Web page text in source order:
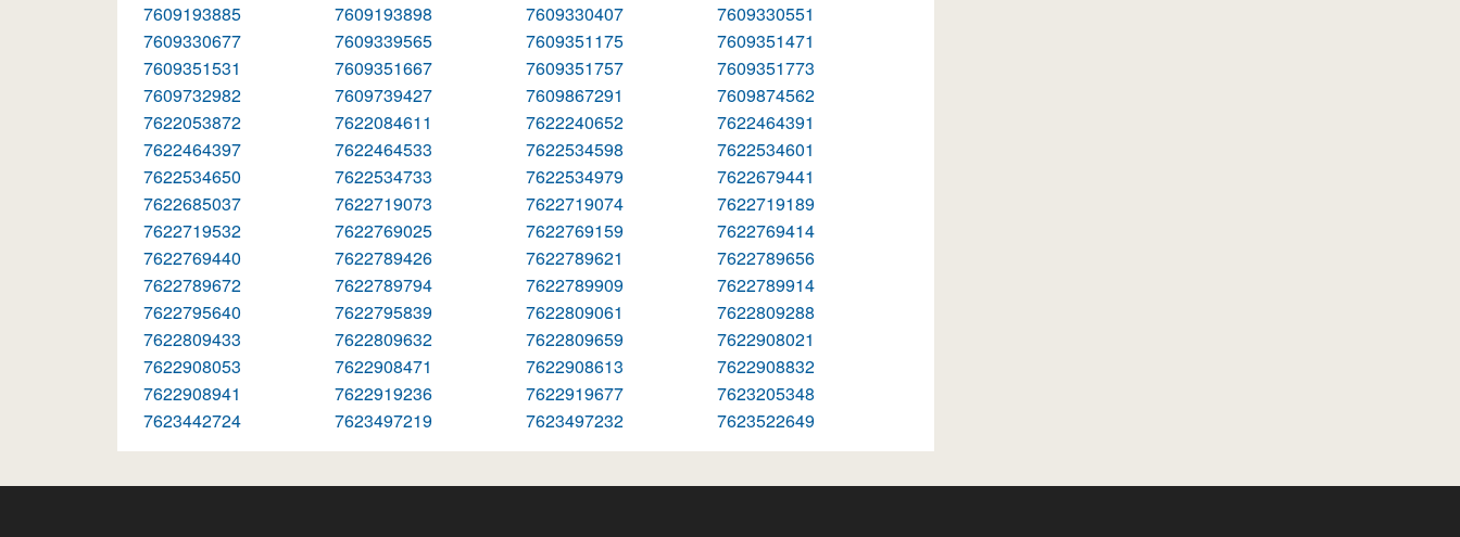
7609193885
7609193898 7609330407
7609330551
7609330677
7609339565 7609351175
7609351471
7609351531
7609351667 7609351757
7609351773
7609732982
7609739427 7609867291
7609874562
7622053872
7622084611 7622240652
7622464391
7622464397
7622464533 7622534598
7622534601
7622534650
7622534733 7622534979
7622679441
7622685037
7622719073 7622719074
7622719189
7622719532
7622769025 7622769159
7622769414
7622769440
7622789426 7622789621
7622789656
7622789672
7622789794 7622789909
7622789914
7622795640
7622795839 7622809061
7622809288
7622809433
7622809632 7622809659
7622908021
7622908053
7622908471 7622908613
7622908832
7622908941
7622919236 7622919677
7623205348
7623442724
7623497219 7623497232 7623522649